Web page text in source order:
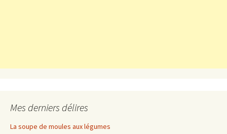
Mes derniers délires
La soupe de moules aux légumes